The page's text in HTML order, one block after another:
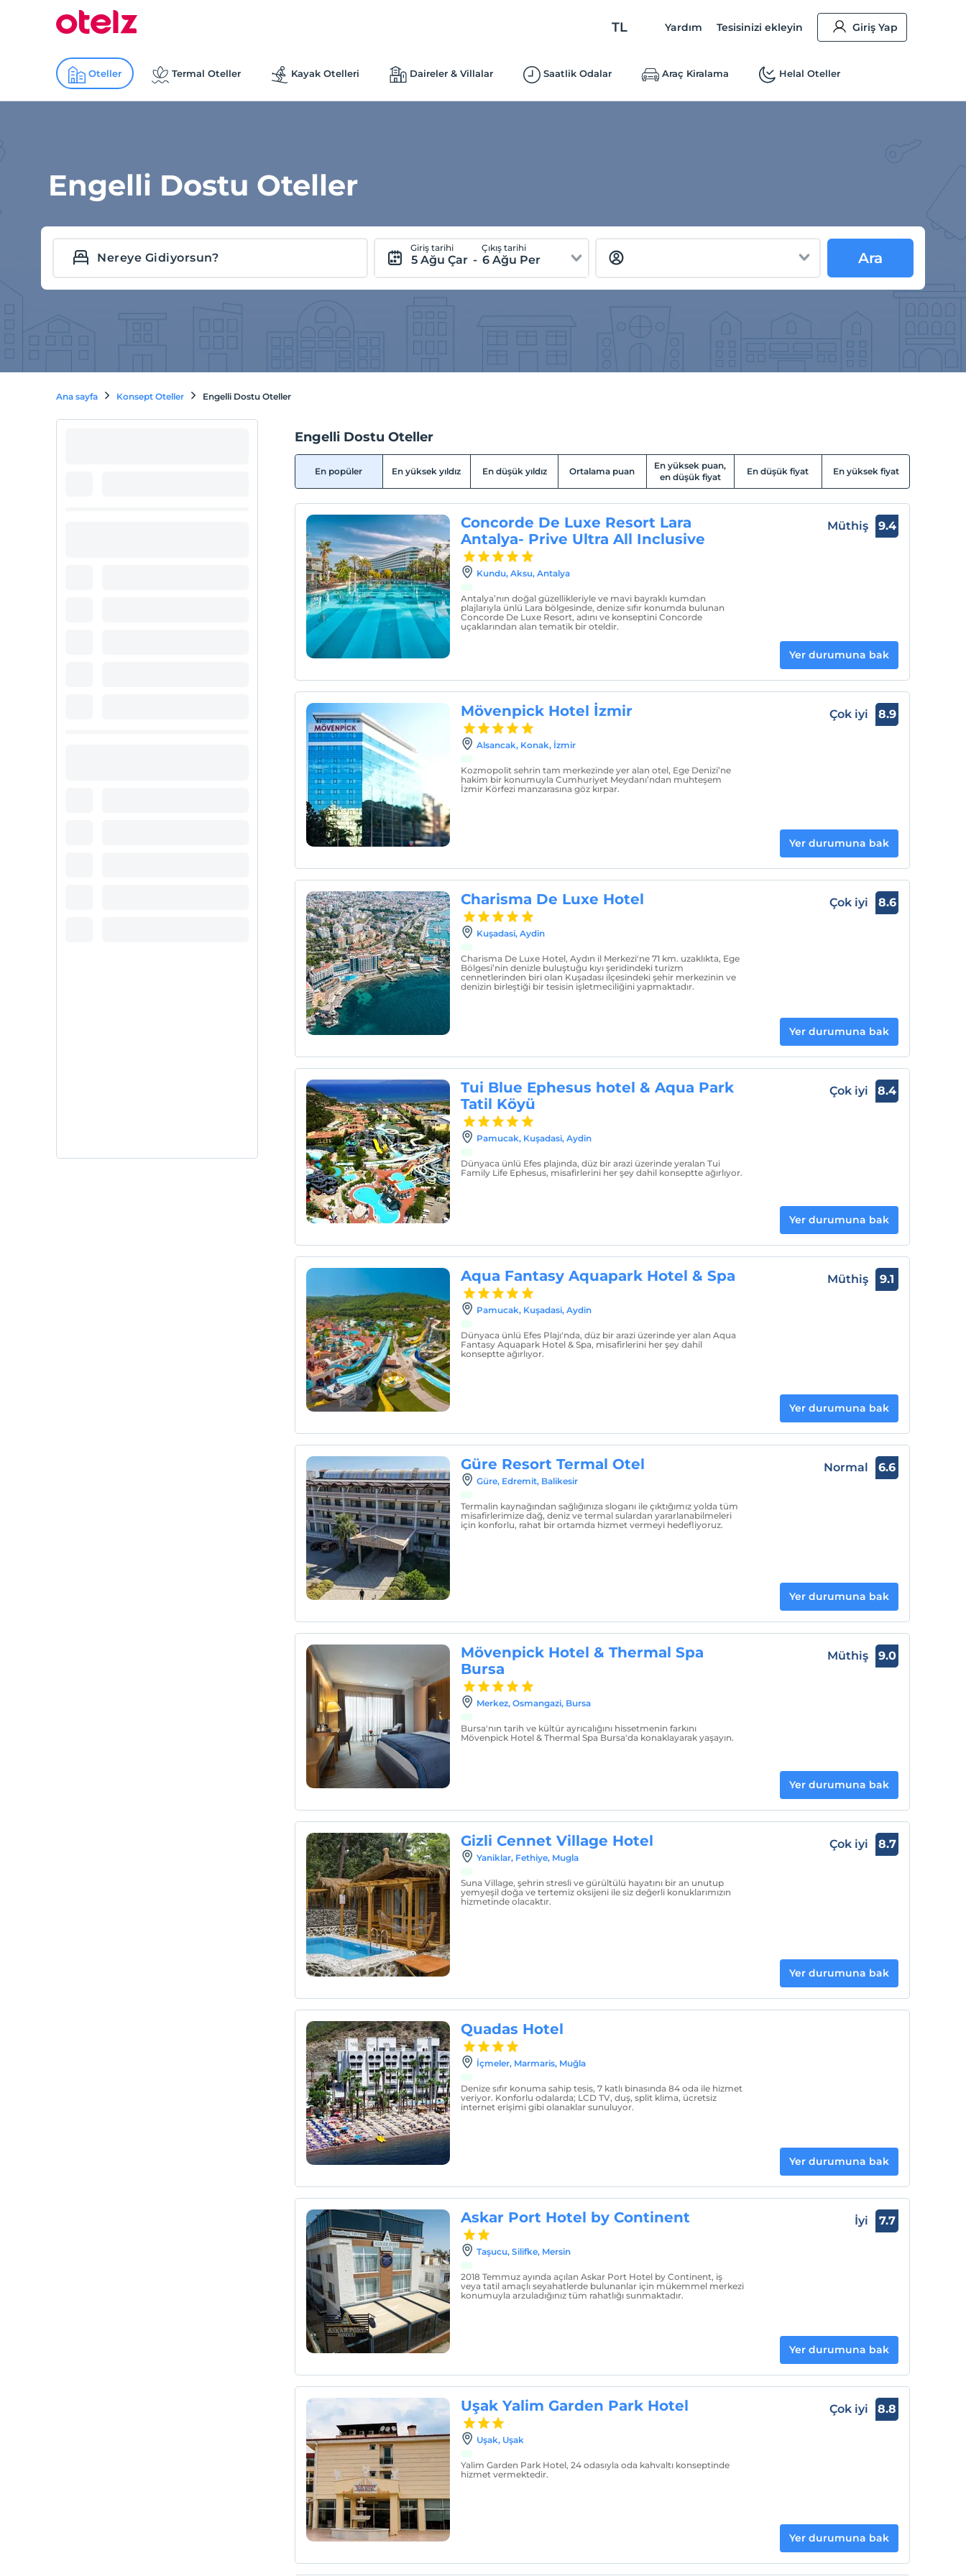
TL Yardım Tesisinizi ekleyin Giriş Yap
Oteller Termal Oteller Kayak Otelleri Daireler & Villalar Saatlik Odalar Araç Kiralama Helal Oteller
Engelli Dostu Oteller
Giriş tarihi
5 Ağu Çar -
Çıkış tarihi
6 Ağu Per Ara
Ana sayfa Konsept Oteller Engelli Dostu Oteller
Engelli Dostu Oteller
En popüler En yüksek yıldız En düşük yıldız Ortalama puan
En yüksek puan,
en düşük fiyat
En düşük fiyat En yüksek fiyat
Concorde De Luxe Resort Lara
Antalya- Prive Ultra All Inclusive
Kundu, Aksu, Antalya
Antalya’nın doğal güzellikleriyle ve mavi bayraklı kumdan
plajlarıyla ünlü Lara bölgesinde, denize sıfır konumda bulunan
Concorde De Luxe Resort, adını ve konseptini Concorde
uçaklarından alan tematik bir oteldir.
Müthiş 9.4
Yer durumuna bak
Mövenpick Hotel İzmir
Alsancak, Konak, İzmir
Kozmopolit sehrin tam merkezinde yer alan otel, Ege Denizi’ne
hakim bir konumuyla Cumhuriyet Meydanı’ndan muhteşem
İzmir Körfezi manzarasına göz kırpar.
Çok iyi 8.9
Yer durumuna bak
Charisma De Luxe Hotel
Kuşadasi, Aydin
Charisma De Luxe Hotel, Aydın il Merkezi'ne 71 km. uzaklıkta, Ege
Bölgesi’nin denizle buluştuğu kıyı şeridindeki turizm
cennetlerinden biri olan Kuşadası ilçesindeki şehir merkezinin ve
denizin birleştiği bir tesisin işletmeciliğini yapmaktadır.
Çok iyi 8.6
Yer durumuna bak
Tui Blue Ephesus hotel & Aqua Park
Tatil Köyü
Pamucak, Kuşadasi, Aydin
Dünyaca ünlü Efes plajında, düz bir arazi üzerinde yeralan Tui
Family Life Ephesus, misafirlerini her şey dahil konseptte ağırlıyor.
Çok iyi 8.4
Yer durumuna bak
Aqua Fantasy Aquapark Hotel & Spa
Pamucak, Kuşadasi, Aydin
Dünyaca ünlü Efes Plajı'nda, düz bir arazi üzerinde yer alan Aqua
Fantasy Aquapark Hotel & Spa, misafirlerini her şey dahil
konseptte ağırlıyor.
Müthiş 9.1
Yer durumuna bak
Güre Resort Termal Otel
Güre, Edremit, Balikesir
Termalin kaynağından sağlığınıza sloganı ile çıktığımız yolda tüm
misafirlerimize dağ, deniz ve termal sulardan yararlanabilmeleri
için konforlu, rahat bir ortamda hizmet vermeyi hedefliyoruz.
Normal 6.6
Yer durumuna bak
Mövenpick Hotel & Thermal Spa
Bursa
Merkez, Osmangazi, Bursa
Bursa'nın tarih ve kültür ayrıcalığını hissetmenin farkını
Mövenpick Hotel & Thermal Spa Bursa'da konaklayarak yaşayın.
Müthiş 9.0
Yer durumuna bak
Gizli Cennet Village Hotel
Yaniklar, Fethiye, Mugla
Suna Village, şehrin stresli ve gürültülü hayatını bir an unutup
yemyeşil doğa ve tertemiz oksijeni ile siz değerli konuklarımızın
hizmetinde olacaktır.
Çok iyi 8.7
Yer durumuna bak
Quadas Hotel
İçmeler, Marmaris, Muğla
Denize sıfır konuma sahip tesis, 7 katlı binasında 84 oda ile hizmet
veriyor. Konforlu odalarda; LCD TV, duş, split klima, ücretsiz
internet erişimi gibi olanaklar sunuluyor.
Yer durumuna bak
Askar Port Hotel by Continent
Taşucu, Silifke, Mersin
2018 Temmuz ayında açılan Askar Port Hotel by Continent, iş
veya tatil amaçlı seyahatlerde bulunanlar için mükemmel merkezi
konumuyla arzuladığınız tüm rahatlığı sunmaktadır.
İyi 7.7
Yer durumuna bak
Uşak Yalim Garden Park Hotel
Uşak, Uşak
Yalim Garden Park Hotel, 24 odasıyla oda kahvaltı konseptinde
hizmet vermektedir.
Çok iyi 8.8
Yer durumuna bak